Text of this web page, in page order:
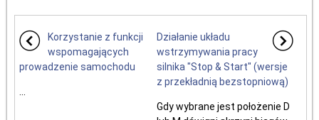
Korzystanie z funkcji
wspomagających
prowadzenie samochodu
Działanie układu
wstrzymywania pracy
silnika "Stop & Start" (wersje
z przekładnią bezstopniową)
Gdy wybrane jest położenie D